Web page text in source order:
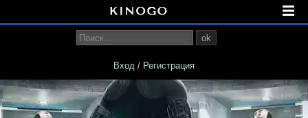
ok
Вход / Регистрация